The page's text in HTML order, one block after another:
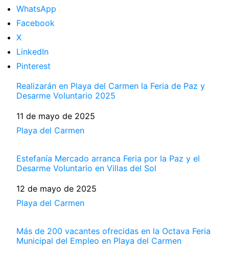
WhatsApp
Facebook
X
LinkedIn
Pinterest
Realizarán en Playa del Carmen la Feria de Paz y
Desarme Voluntario 2025
Fecha
11 de mayo de 2025
Respecto a
Playa del Carmen
Estefanía Mercado arranca Feria por la Paz y el
Desarme Voluntario en Villas del Sol
Fecha
12 de mayo de 2025
Respecto a
Playa del Carmen
Más de 200 vacantes ofrecidas en la Octava Feria
Municipal del Empleo en Playa del Carmen